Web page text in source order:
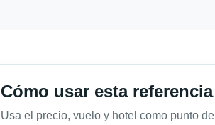
Cómo usar esta referencia
Usa el precio, vuelo y hotel como punto de